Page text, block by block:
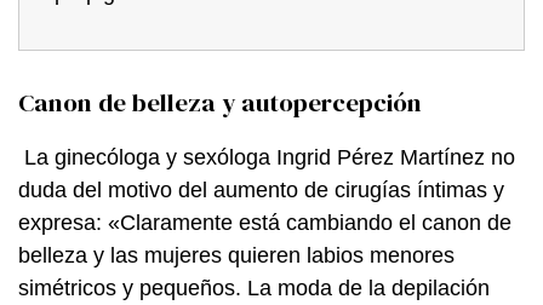
Canon de belleza y autopercepción
La ginecóloga y sexóloga Ingrid Pérez Martínez no
duda del motivo del aumento de cirugías íntimas y
expresa: «Claramente está cambiando el canon de
belleza y las mujeres quieren labios menores
simétricos y pequeños. La moda de la depilación